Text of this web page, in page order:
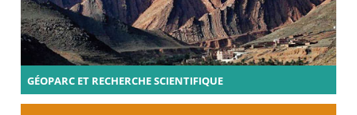
GÉOPARC ET RECHERCHE SCIENTIFIQUE